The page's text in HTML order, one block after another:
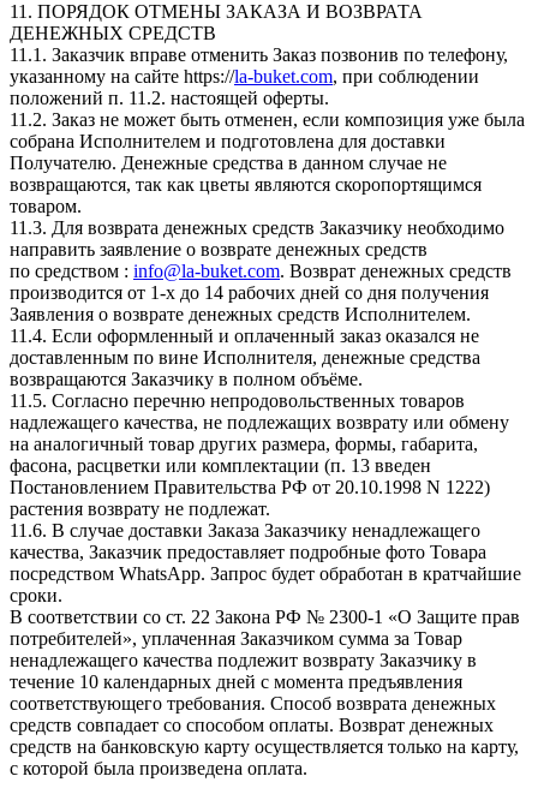
11. ПОРЯДОК ОТМЕНЫ ЗАКАЗА И ВОЗВРАТА
ДЕНЕЖНЫХ СРЕДСТВ
11.1. Заказчик вправе отменить Заказ позвонив по телефону,
указанному на сайте https://la-buket.com, при соблюдении
положений п. 11.2. настоящей оферты.
11.2. Заказ не может быть отменен, если композиция уже была
собрана Исполнителем и подготовлена для доставки
Получателю. Денежные средства в данном случае не
возвращаются, так как цветы являются скоропортящимся
товаром.
11.3. Для возврата денежных средств Заказчику необходимо
направить заявление о возврате денежных средств
по средством : info@la-buket.com. Возврат денежных средств
производится от 1-х до 14 рабочих дней со дня получения
Заявления о возврате денежных средств Исполнителем.
11.4. Если оформленный и оплаченный заказ оказался не
доставленным по вине Исполнителя, денежные средства
возвращаются Заказчику в полном объёме.
11.5. Согласно перечню непродовольственных товаров
надлежащего качества, не подлежащих возврату или обмену
на аналогичный товар других размера, формы, габарита,
фасона, расцветки или комплектации (п. 13 введен
Постановлением Правительства РФ от 20.10.1998 N 1222)
растения возврату не подлежат.
11.6. В случае доставки Заказа Заказчику ненадлежащего
качества, Заказчик предоставляет подробные фото Товара
посредством WhatsApp. Запрос будет обработан в кратчайшие
сроки.
В соответствии со ст. 22 Закона РФ № 2300-1 «О Защите прав
потребителей», уплаченная Заказчиком сумма за Товар
ненадлежащего качества подлежит возврату Заказчику в
течение 10 календарных дней с момента предъявления
соответствующего требования. Способ возврата денежных
средств совпадает со способом оплаты. Возврат денежных
средств на банковскую карту осуществляется только на карту,
с которой была произведена оплата.